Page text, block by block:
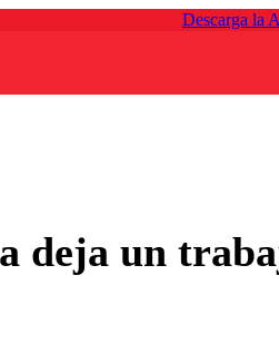
Descarga la
deja un